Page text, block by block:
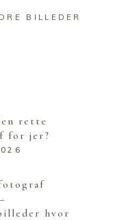
BILLEDER
rette
for jer?
hvor